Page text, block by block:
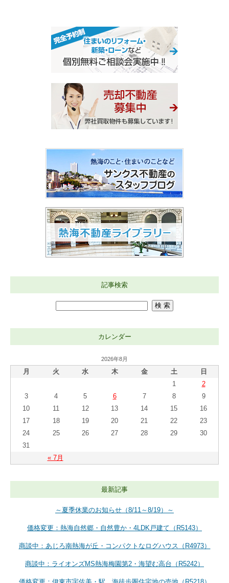
記事検索
カレンダー
2026年8月
月 火 水 木 金 土 日
« 7月
1
2
3
4 5 6 7 8
9
10
11 12 13 14 15
16
17
18 19 20 21 22
23
24
25 26 27 28 29
30
31
最新記事
～夏季休業のお知らせ（8/11～8/19）～
価格変更：熱海自然郷・自然豊か・4LDK戸建て（R5143）
商談中：あじろ南熱海が丘・コンパクトなログハウス（R4973）
商談中：ライオンズMS熱海梅園第2・海望む高台（R5242）